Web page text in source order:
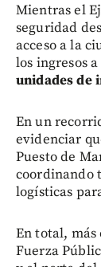
Mientras el
seguridad
acceso a la
los ingresos
unidades de
En un
evidenciar
Puesto de
coordinando
logísticas
En total, más
Fuerza